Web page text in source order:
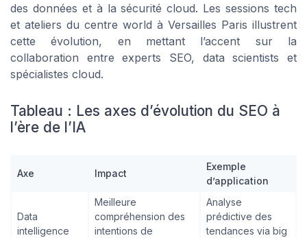
des données et à la sécurité cloud. Les sessions tech
et ateliers du centre world à Versailles Paris illustrent
cette évolution, en mettant l’accent sur la
collaboration entre experts SEO, data scientists et
spécialistes cloud.
Tableau : Les axes d’évolution du SEO à
l’ère de l’IA
Axe Impact
Exemple
d’application
Data
intelligence
Meilleure
compréhension des
intentions de
Analyse
prédictive des
tendances via big